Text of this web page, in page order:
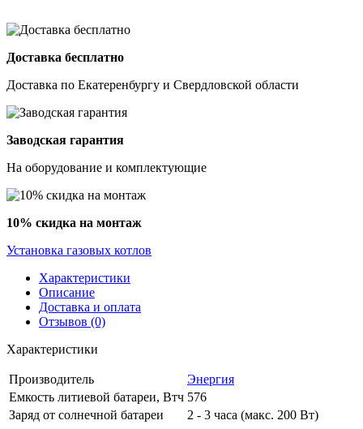
Доставка бесплатно
Доставка по Екатеренбургу и Свердловской области
Заводская гарантия
На оборудование и комплектующие
10% скидка на монтаж
Установка газовых котлов
Характеристики
Описание
Доставка и оплата
Отзывов (0)
Характеристики
Производитель
Энергия
Емкость литиевой батареи, Втч 576
Заряд от солнечной батареи
2 - 3 часа (макс. 200 Вт)